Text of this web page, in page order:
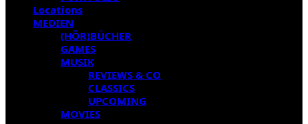
Locations
MEDIEN
(HÖR)BÜCHER
GAMES
MUSIK
REVIEWS & CO
CLASSICS
UPCOMING
MOVIES